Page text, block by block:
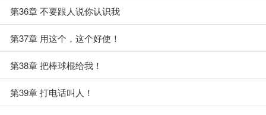
第36章 不要跟人说你认识我
第37章 用这个，这个好使！
第38章 把棒球棍给我！
第39章 打电话叫人！